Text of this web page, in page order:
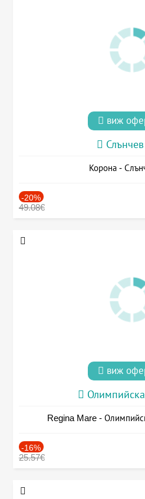
виж
Корона -
-20%
49.08€
виж
Regina Mare -
-16%
25.57€